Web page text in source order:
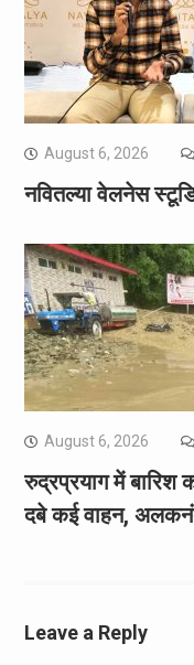
August 6, 2026
नवितल्या वेलनेस
August 6, 2026
रुद्रप्रयाग में बारिश
दबे कई वाहन,
Leave a Reply